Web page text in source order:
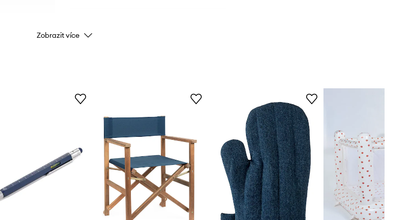
Zobrazit více